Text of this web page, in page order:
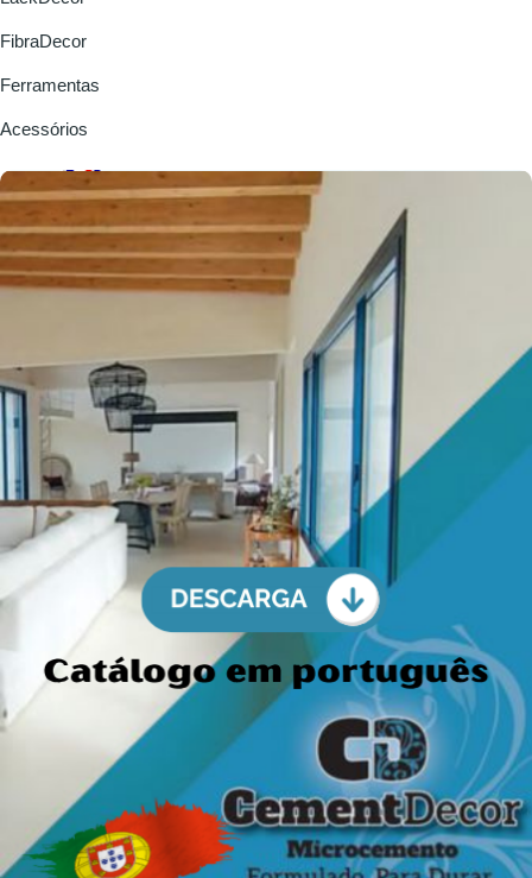
FibraDecor
Ferramentas
Acessórios